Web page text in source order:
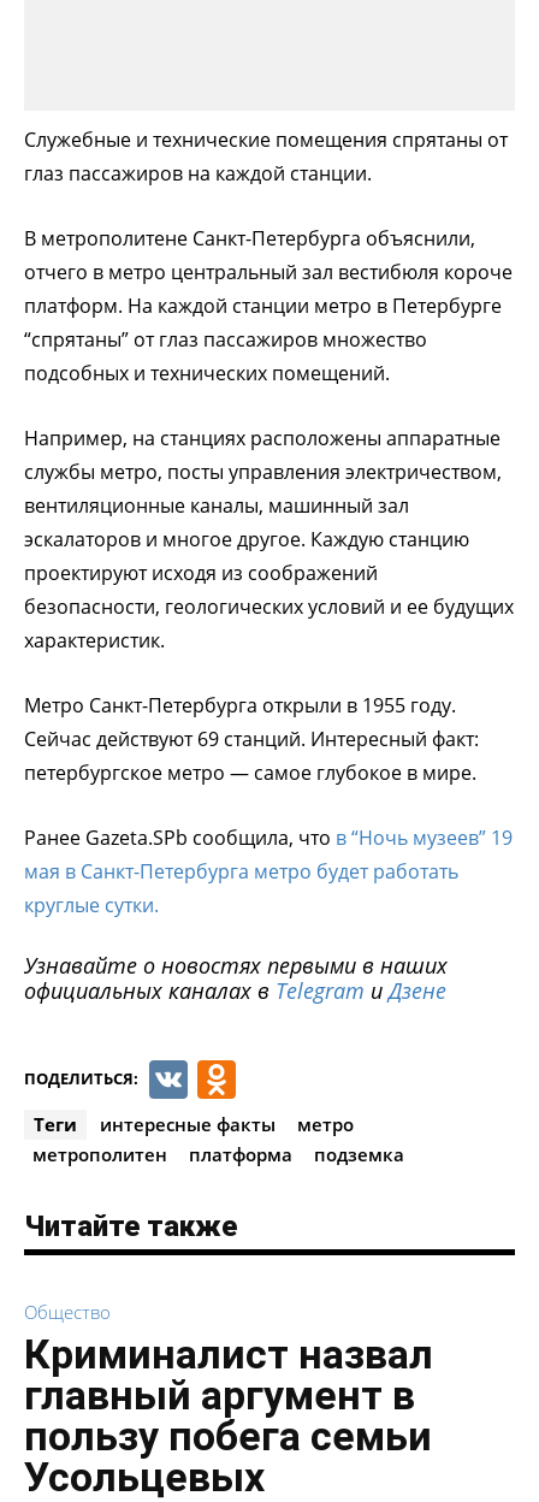
Служебные и технические помещения спрятаны от
глаз пассажиров на каждой станции.
В метрополитене Санкт-Петербурга объяснили,
отчего в метро центральный зал вестибюля короче
платформ. На каждой станции метро в Петербурге
“спрятаны” от глаз пассажиров множество
подсобных и технических помещений.
Например, на станциях расположены аппаратные
службы метро, посты управления электричеством,
вентиляционные каналы, машинный зал
эскалаторов и многое другое. Каждую станцию
проектируют исходя из соображений
безопасности, геологических условий и ее будущих
характеристик.
Метро Санкт-Петербурга открыли в 1955 году.
Сейчас действуют 69 станций. Интересный факт:
петербургское метро — самое глубокое в мире.
Ранее Gazeta.SPb сообщила, что в “Ночь музеев” 19
мая в Санкт-Петербурга метро будет работать
круглые сутки.
Узнавайте о новостях первыми в наших
официальных каналах в Telegram иДзене
ПОДЕЛИТЬСЯ: VK
Теги интересные факты
метро
метрополитен
платформа подземка
Читайте также
Общество
Криминалист назвал
главный аргумент в
пользу побега семьи
Усольцевых